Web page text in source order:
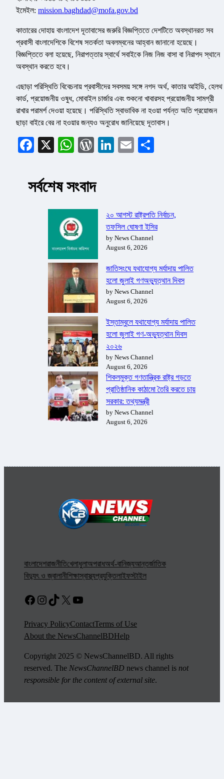
ইমেইল: mission.baghdad@mofa.gov.bd
কাতারের দোহায় বাংলাদেশ দূতাবাসের জরুরি বিজ্ঞপ্তিতে দেশটিতে অবস্থানরত সব
প্রবাসী বাংলাদেশিকে বিশেষ সতর্কতা অবলম্বনের আহ্বান জানানো হয়েছে।
বিজ্ঞপ্তিতে বলা হয়েছে, নিরাপত্তার স্বার্থে সবাইকে নিজ নিজ বাসা বা নিরাপদ স্থানে
অবস্থান করতে হবে।
এছাড়া পরিস্থিতি বিবেচনায় প্রবাসীদের সবসময় সঙ্গে নগদ অর্থ, কাতার আইডি, হেলথ
কার্ড, প্রয়োজনীয় ওষুধ, মোবাইল চার্জার এবং শুকনো খাবারসহ প্রয়োজনীয় সামগ্রী
রাখার পরামর্শ দেওয়া হয়েছে। পরিস্থিতি স্বাভাবিক না হওয়া পর্যন্ত অতি প্রয়োজন
ছাড়া বাইরে বের না হওয়ার জন্যও অনুরোধ জানিয়েছে দূতাবাস।
Facebook
X WhatsApp
WordPress
LinkedIn
Email
সর্বশেষ সংবাদ
২০ আগস্ট রাষ্ট্রপতি নির্বাচন,
তফসিল ঘোষণা ইসির
by News Channel
August 6, 2026
জাতিসংঘে যথাযোগ্য মর্যাদায় পালিত
হলো জুলাই গণঅভ্যুত্থান দিবস
by News Channel
August 6, 2026
ইস্তাম্বুলে যথাযোগ্য মর্যাদায় পালিত
হলো জুলাই গণ-অভ্যুত্থান দিবস
২০২৬
by News Channel
August 6, 2026
শিকলমুক্ত গণতান্ত্রিক রাষ্ট্র গড়তে
প্রাতিষ্ঠানিক কাঠামো তৈরি করতে চায়
সরকার: তথ্যমন্ত্রী
by News Channel
August 6, 2026
বাংলাদেশরাজনীতিখেলাধুলাঅপরাধঅর্থ-বানিজ্যআন্তর্জাতিক
বিদ্যুৎ ও জ্বালানীশিক্ষাস্বাস্থ্যপ্রযুক্তিলাইফস্টাইল
Facebook
Instagram
TikTok
X YouTube
Privacy PolicyContactTerms of Use
About the NewsChannelBDHelp
Copyright 2025 © NewsChannelBD. All rights
reserved. The NewsChannelBD news channel is not
responsible for the content of external site.